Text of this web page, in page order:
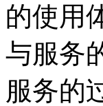
的使用
与服务
服务的